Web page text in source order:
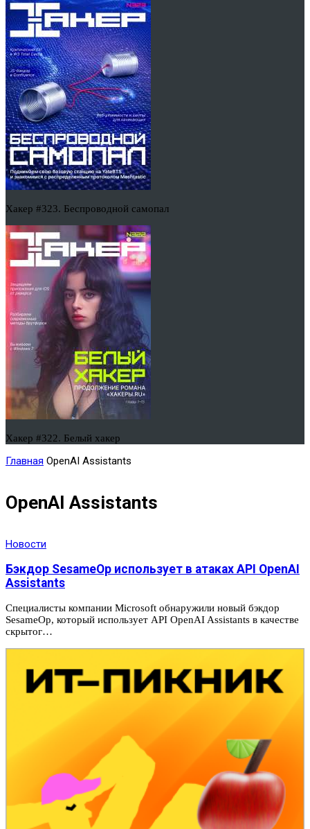
Хакер #323. Беспроводной самопал
Хакер #322. Белый хакер
Главная OpenAI Assistants
OpenAI Assistants
Новости
Бэкдор SesameOp использует в атаках API OpenAI
Assistants
Специалисты компании Microsoft обнаружили новый бэкдор
SesameOp, который использует API OpenAI Assistants в качестве
скрытог…